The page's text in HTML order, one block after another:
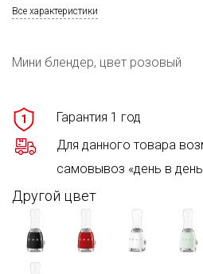
Все характеристики
Мини блендер, цвет розовый
1
Гарантия 1 год
Для данного товара
самовывоз «день в
Другой цвет